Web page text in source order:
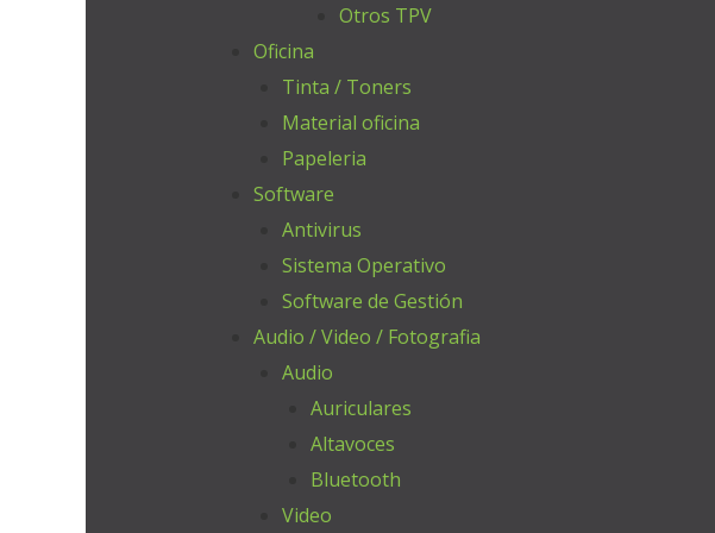
Otros TPV
Oficina
Tinta / Toners
Material oficina
Papeleria
Software
Antivirus
Sistema Operativo
Software de Gestión
Audio / Video / Fotografia
Audio
Auriculares
Altavoces
Bluetooth
Video